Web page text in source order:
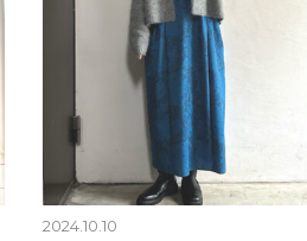
2024.10.10